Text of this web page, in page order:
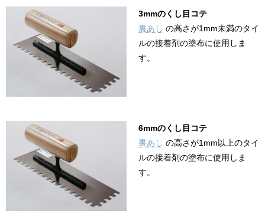
3mmのくし目コテ
裏あし の高さが1mm未満のタイ
ルの接着剤の塗布に使用しま
す。
6mmのくし目コテ
裏あし の高さが1mm以上のタイ
ルの接着剤の塗布に使用しま
す。